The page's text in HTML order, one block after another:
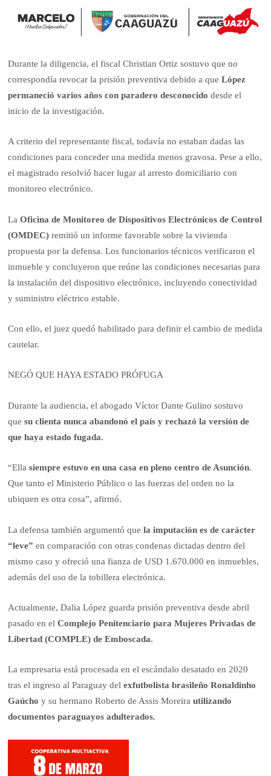
Durante la diligencia, el fiscal Christian Ortiz sostuvo que no
correspondía revocar la prisión preventiva debido a queLópez
permaneció varios años con paradero desconocido desde el
inicio de la investigación.
A criterio del representante fiscal, todavía no estaban dadas las
condiciones para conceder una medida menos gravosa. Pese a ello,
el magistrado resolvió hacer lugar al arresto domiciliario con
monitoreo electrónico.
LaOficina de Monitoreo de Dispositivos Electrónicos de Control
(OMDEC)remitió un informe favorable sobre la vivienda
propuesta por la defensa. Los funcionarios técnicos verificaron el
inmueble y concluyeron que reúne las condiciones necesarias para
la instalación del dispositivo electrónico, incluyendo conectividad
y suministro eléctrico estable.
Con ello, el juez quedó habilitado para definir el cambio de medida
cautelar.
NEGÓ QUE HAYA ESTADO PRÓFUGA
Durante la audiencia, el abogado Víctor Dante Gulino sostuvo
quesu clienta nunca abandonó el país y rechazó la versión de
que haya estado fugada.
“Ellasiempre estuvo en una casa en pleno centro de Asunción.
Que tanto el Ministerio Público o las fuerzas del orden no la
ubiquen es otra cosa”, afirmó.
La defensa también argumentó que la imputación es de carácter
“leve” en comparación con otras condenas dictadas dentro del
mismo caso y ofreció una fianza de USD 1.670.000 en inmuebles,
además del uso de la tobillera electrónica.
Actualmente, Dalia López guarda prisión preventiva desde abril
pasado en el Complejo Penitenciario para Mujeres Privadas de
Libertad (COMPLE) de Emboscada.
La empresaria está procesada en el escándalo desatado en 2020
tras el ingreso al Paraguay delexfutbolista brasileño Ronaldinho
Gaúchoy su hermano Roberto de Assis Moreirautilizando
documentos paraguayos adulterados.